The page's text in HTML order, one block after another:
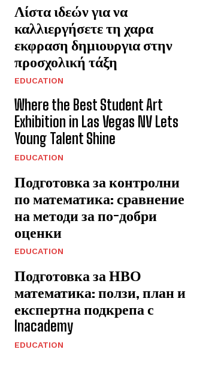
Λίστα ιδεών για να
καλλιεργήσετε τη χαρα
εκφραση δημιουργια στην
προσχολική τάξη
EDUCATION
Where the Best Student Art
Exhibition in Las Vegas NV Lets
Young Talent Shine
EDUCATION
Подготовка за контролни
по математика: сравнение
на методи за по-добри
оценки
EDUCATION
Подготовка за НВО
математика: ползи, план и
експертна подкрепа с
Inacademy
EDUCATION